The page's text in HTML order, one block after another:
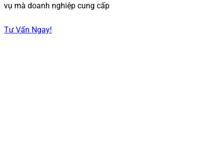
vụ mà doanh nghiệp cung cấp
Tư Vấn Ngay!